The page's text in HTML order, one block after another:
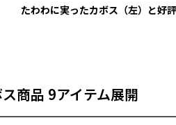
たわわに実ったカボス（左）と好
商品 9アイテム展開